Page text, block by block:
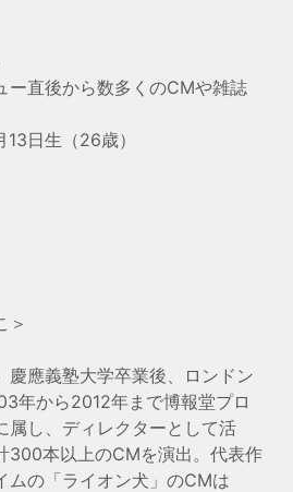
ー直後から数多くのCMや雑誌
日生（26歳）
＞
應義塾大学卒業後、ロンドン
年から2012年まで博報堂プロ
属し、ディレクターとして活
300本以上のCMを演出。代表作
ムの「ライオン犬」のCMは